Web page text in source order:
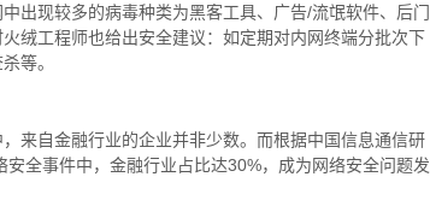
出现较多的病毒种类为黑客工具、广告/流氓软件、后门
绒工程师也给出安全建议：如定期对内网终端分批次下
等。
来自金融行业的企业并非少数。而根据中国信息通信研
安全事件中，金融行业占比达30%，成为网络安全问题发
用户资金